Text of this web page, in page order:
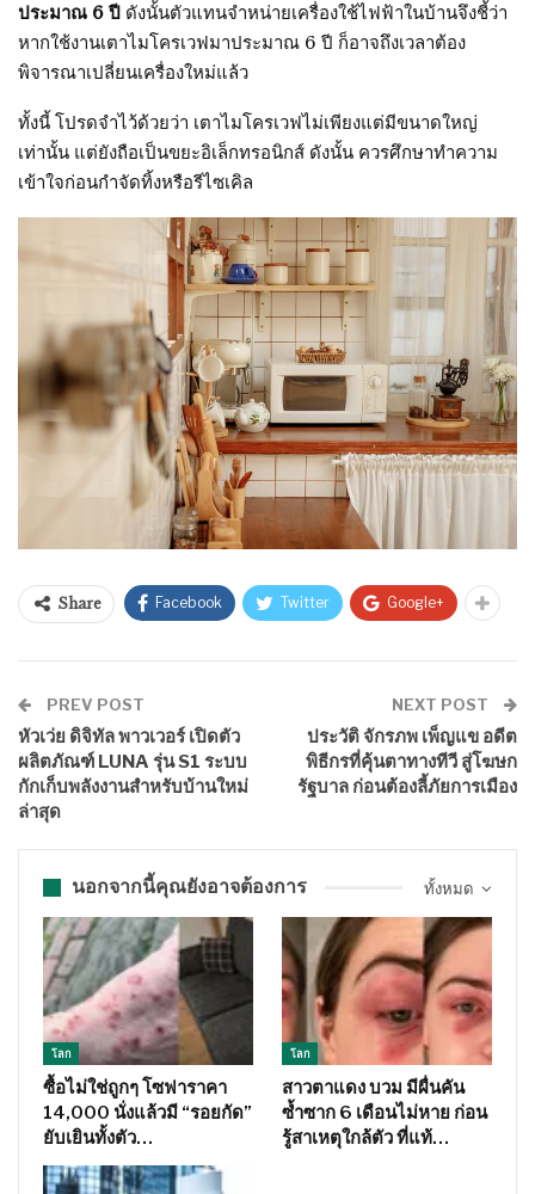
ประมาณ 6 ปี ดังนั้นตัวแทนจำหน่ายเครื่องใช้ไฟฟ้าในบ้านจึงชี้ว่า
หากใช้งานเตาไมโครเวฟมาประมาณ 6 ปี ก็อาจถึงเวลาต้อง
พิจารณาเปลี่ยนเครื่องใหม่แล้ว
ทั้งนี้ โปรดจำไว้ด้วยว่า เตาไมโครเวฟไม่เพียงแต่มีขนาดใหญ่
เท่านั้น แต่ยังถือเป็นขยะอิเล็กทรอนิกส์ ดังนั้น ควรศึกษาทำความ
เข้าใจก่อนกำจัดทิ้งหรือรีไซเคิล
Share Facebook Twitter Google+
PREV POST
หัวเว่ย ดิจิทัล พาวเวอร์ เปิดตัว
ผลิตภัณฑ์ LUNA รุ่น S1 ระบบ
กักเก็บพลังงานสำหรับบ้านใหม่
ล่าสุด
NEXT POST
ประวัติ จักรภพ เพ็ญแข อดีต
พิธีกรที่คุ้นตาทางทีวี สู่โฆษก
รัฐบาล ก่อนต้องลี้ภัยการเมือง
ทั้งหมด
นอกจากนี้คุณยังอาจต้องการ
โลก
ซื้อไม่ใช่ถูกๆ โซฟาราคา
14,000 นั่งแล้วมี “รอยกัด”
ยับเยินทั้งตัว…
โลก
สาวตาแดง บวม มีผื่นคัน
ซ้ำซาก 6 เดือนไม่หาย ก่อน
รู้สาเหตุใกล้ตัว ที่แท้…